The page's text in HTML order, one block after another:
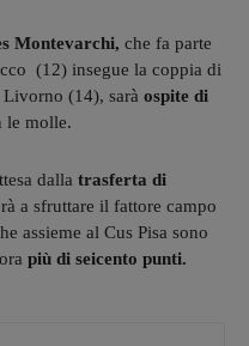
Montevarchi, che fa parte
(12) insegue la coppia di
Livorno (14), sarà ospite di
le molle.
dalla trasferta di
a sfruttare il fattore campo
assieme al Cus Pisa sono
più di seicento punti.